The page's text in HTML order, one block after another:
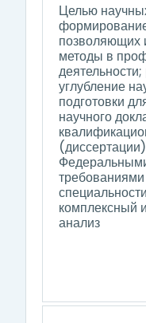
Целью
позволяющих
методы в
углубление
подготовки
научного
комплексный
анализ